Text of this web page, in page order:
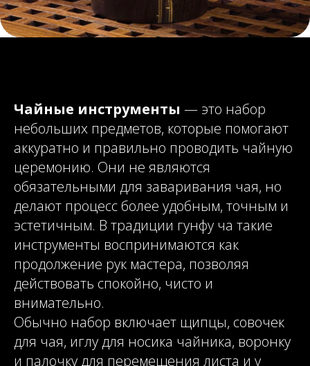
Чайные инструменты — это набор
небольших предметов, которые помогают
аккуратно и правильно проводить чайную
церемонию. Они не являются
обязательными для заваривания чая, но
делают процесс более удобным, точным и
эстетичным. В традиции гунфу ча такие
инструменты воспринимаются как
продолжение рук мастера, позволяя
действовать спокойно, чисто и
внимательно.
Обычно набор включает щипцы, совочек
для чая, иглу для носика чайника, воронку
и палочку для перемещения листа и у